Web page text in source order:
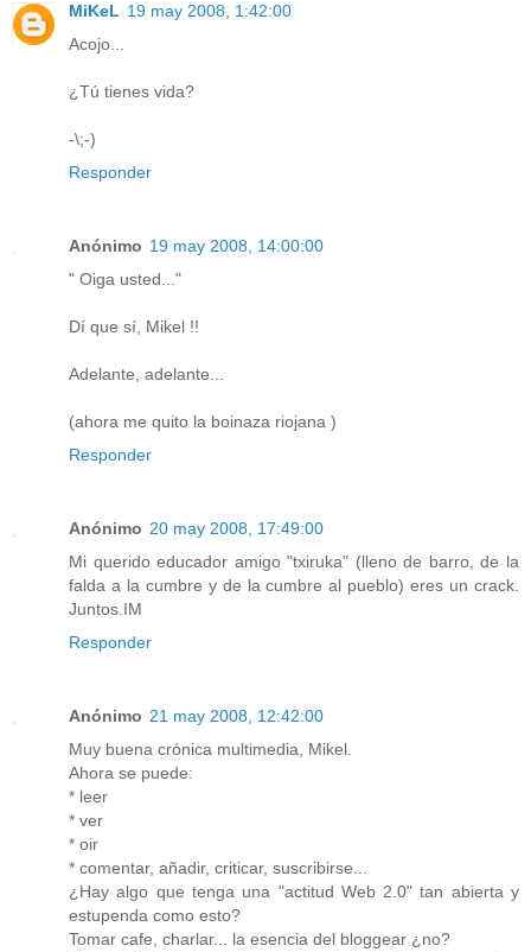
MiKeL 19 may 2008, 1:42:00
Acojo...
¿Tú tienes vida?
-\;-)
Responder
Anónimo 19 may 2008, 14:00:00
" Oiga usted..."
Dí que sí, Mikel !!
Adelante, adelante...
(ahora me quito la boinaza riojana )
Responder
Anónimo 20 may 2008, 17:49:00
Mi querido educador amigo "txiruka" (lleno de barro, de la
falda a la cumbre y de la cumbre al pueblo) eres un crack.
Juntos.IM
Responder
Anónimo 21 may 2008, 12:42:00
Muy buena crónica multimedia, Mikel.
Ahora se puede:
* leer
* ver
* oir
* comentar, añadir, criticar, suscribirse...
¿Hay algo que tenga una "actitud Web 2.0" tan abierta y
estupenda como esto?
Tomar cafe, charlar... la esencia del bloggear ¿no?